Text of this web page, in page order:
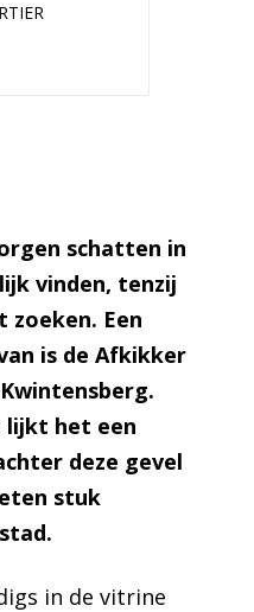
schatten in
vinden, tenzij
zoeken. Een
is de Afkikker
lijkt het een
deze gevel
stuk
in de vitrine